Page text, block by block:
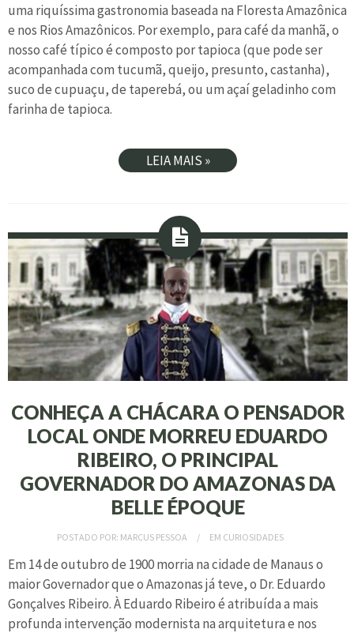
uma riquíssima gastronomia baseada na Floresta Amazônica
e nos Rios Amazônicos. Por exemplo, para café da manhã, o
nosso café típico é composto por tapioca (que pode ser
acompanhada com tucumã, queijo, presunto, castanha),
suco de cupuaçu, de taperebá, ou um açaí geladinho com
farinha de tapioca.
LEIA MAIS »
CONHEÇA A CHÁCARA O PENSADOR
LOCAL ONDE MORREU EDUARDO
RIBEIRO, O PRINCIPAL
GOVERNADOR DO AMAZONAS DA
BELLE ÉPOQUE
POSTADO POR: MARCUS PESSOA EM CURIOSIDADES
Em 14 de outubro de 1900 morria na cidade de Manaus o
maior Governador que o Amazonas já teve, o Dr. Eduardo
Gonçalves Ribeiro. À Eduardo Ribeiro é atribuída a mais
profunda intervenção modernista na arquitetura e nos